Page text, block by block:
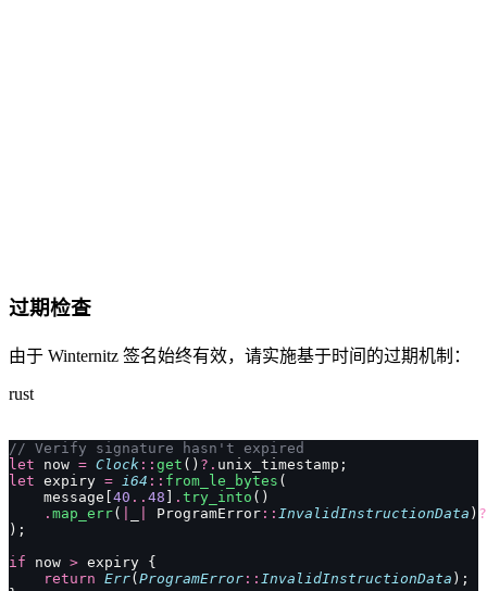
过期检查
由于 Winternitz 签名始终有效，请实施基于时间的过期机制：
rust
// Verify signature hasn't expired
let now = Clock :: get () ?. unix_timestamp;
let expiry = i64 :: from_le_bytes (
    message[
40 .. 48 . try_into ()
    .
map_err( ProgramError :: InvalidInstructionData ) ?
);
if now > expiry {
    return
Err( ProgramError :: InvalidInstructionData );